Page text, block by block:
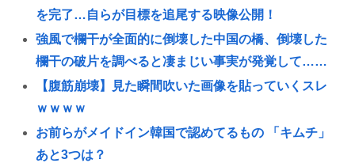
を完了…自らが目標を追尾する映像公開！
強風で欄干が全面的に倒壊した中国の橋、倒壊した
欄干の破片を調べると凄まじい事実が発覚して……
【腹筋崩壊】見た瞬間吹いた画像を貼っていくスレ
ｗｗｗｗ
お前らがメイドイン韓国で認めてるもの 「キムチ」
あと3つは？